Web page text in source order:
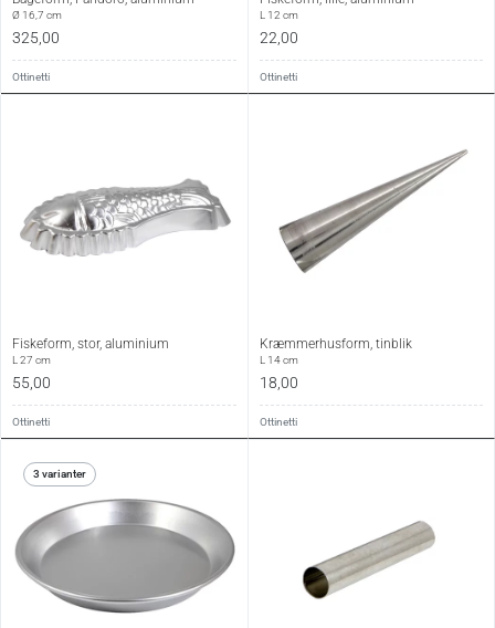
Ø 16,7 cm
325,00
Ottinetti
L 12 cm
22,00
Ottinetti
Fiskeform, stor, aluminium
L 27 cm
55,00
Ottinetti
Kræmmerhusform, tinblik
L 14 cm
18,00
Ottinetti
3 varianter